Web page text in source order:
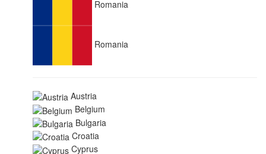
Romania
Romania
Austria
Belgium
Bulgaria
Croatia
Cyprus